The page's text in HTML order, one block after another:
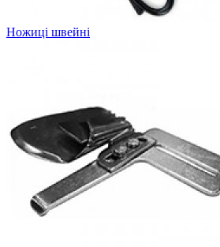
Ножиці швейні